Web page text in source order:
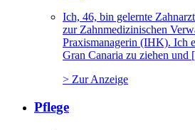
Ich, 46, bin gelernte
zur Zahnmedizinischen
Praxismanagerin (IHK). Ich
Gran Canaria zu ziehen
> Zur Anzeige
Pflege